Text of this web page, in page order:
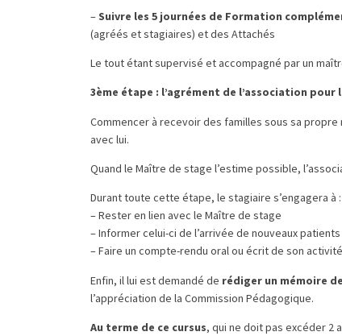
–Suivre les 5 journées de Formation
(agréés et stagiaires) et des Attachés
Le tout étant supervisé et accompagné par un
3ème étape : l’agrément de l’association
Commencer à recevoir des familles sous sa
avec lui.
Quand le Maître de stage l’estime possible,
Durant toute cette étape, le stagiaire s’engagera à :
– Rester en lien avec le Maître de stage
– Informer celui-ci de l’arrivée de nouveaux patients
– Faire un compte-rendu oral ou écrit de son
Enfin, il lui est demandé de rédiger un mémoire
l’appréciation de la Commission Pédagogique.
Au terme de ce cursus, qui ne doit pas excéder 2